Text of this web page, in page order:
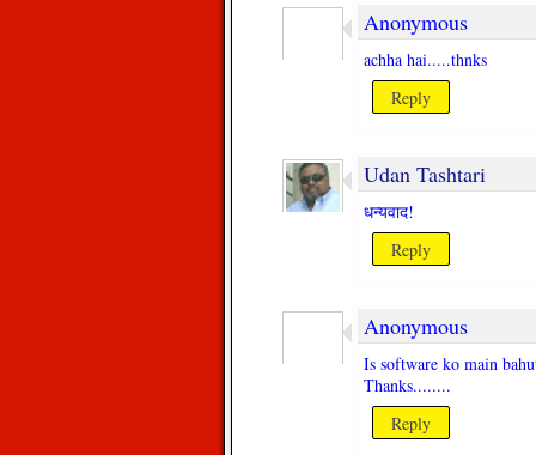
Anonymous
achha hai.....thnks
Reply
Udan Tashtari
धन्यवाद!
Reply
Anonymous
Is software ko main
Thanks........
Reply